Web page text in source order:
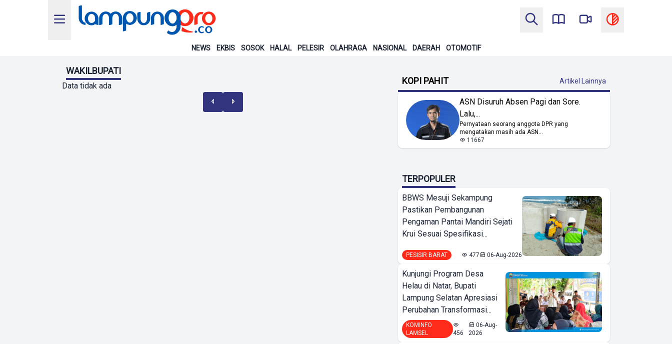
NEWS EKBIS SOSOK HALAL PELESIR OLAHRAGA NASIONAL DAERAH OTOMOTIF
WAKILBUPATI
Data tidak ada KOPI PAHIT Artikel Lainnya
ASN Disuruh Absen Pagi dan Sore.
Lalu,...
Pernyataan seorang anggota DPR yang
mengatakan masih ada ASN...
11667
TERPOPULER
BBWS Mesuji Sekampung
Pastikan Pembangunan
Pengaman Pantai Mandiri Sejati
Krui Sesuai Spesifikasi...
PESISIR BARAT 477 06-Aug-2026
Kunjungi Program Desa
Helau di Natar, Bupati
Lampung Selatan Apresiasi
Perubahan Transformasi...
KOMINFO
LAMSEL
456
06-Aug-
2026